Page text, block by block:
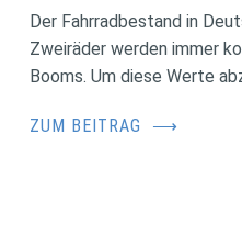
Der Fahrradbestand in
Zweiräder werden immer
Booms. Um diese Werte
ZUM BEITRAG ⟶